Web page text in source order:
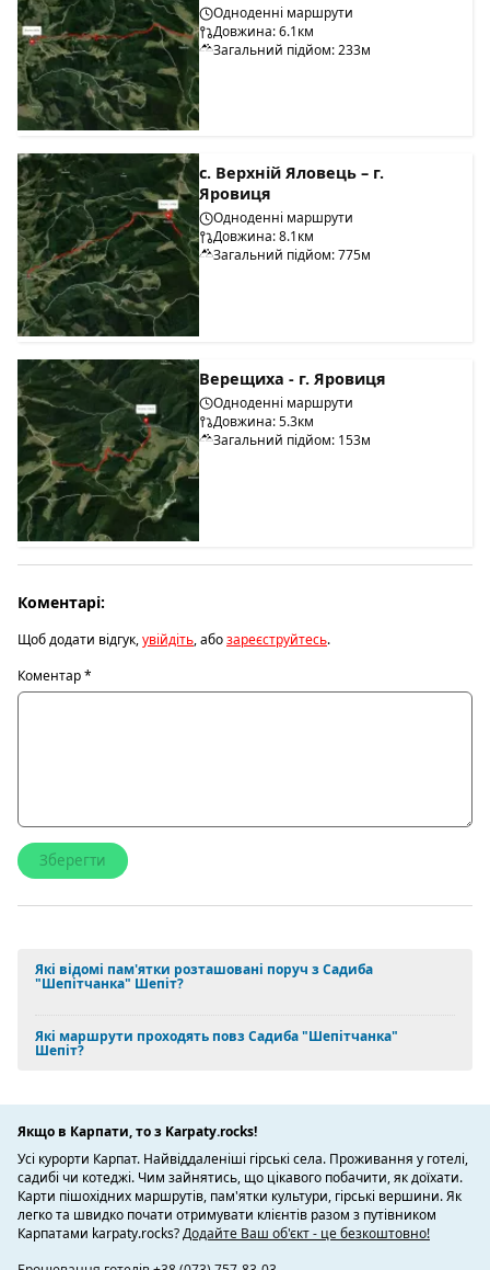
Одноденні маршрути
Довжина: 6.1км
Загальний підйом: 233м
с. Верхній Яловець – г.
Яровиця
Одноденні маршрути
Довжина: 8.1км
Загальний підйом: 775м
Верещиха - г. Яровиця
Одноденні маршрути
Довжина: 5.3км
Загальний підйом: 153м
Коментарі:
Щоб додати відгук,увійдіть, абозареєструйтесь.
Коментар*
Які відомі пам'ятки розташовані поруч з Садиба
"Шепітчанка" Шепіт?
Які маршрути проходять повз Садиба "Шепітчанка"
Шепіт?
Якщо в Карпати, то з Karpaty.rocks!
Усі курорти Карпат. Найвіддаленіші гірські села. Проживання у готелі,
садибі чи котеджі. Чим зайнятись, що цікавого побачити, як доїхати.
Карти пішохідних маршрутів, пам'ятки культури, гірські вершини. Як
легко та швидко почати отримувати клієнтів разом з путівником
Карпатами karpaty.rocks?Додайте Ваш об'єкт - це безкоштовно!